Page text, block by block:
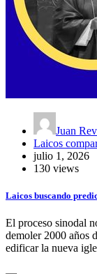
Juan
Laicos
julio 1, 2026
130 views
Laicos buscando
El proceso sinodal
demoler 2000 años
edificar la nueva